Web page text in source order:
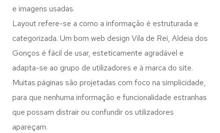
e imagens usadas.
Layout refere-se a como a informação é estruturada e
categorizada. Um bom web design Vila de Rei, Aldeia dos
Gonços é fácil de usar, esteticamente agradável e
adapta-se ao grupo de utilizadores e à marca do site.
Muitas páginas são projetadas com foco na simplicidade,
para que nenhuma informação e funcionalidade estranhas
que possam distrair ou confundir os utilizadores
apareçam.